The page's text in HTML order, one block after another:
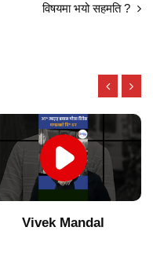
विषयमा भयो सहमति ?
Vivek Mandal